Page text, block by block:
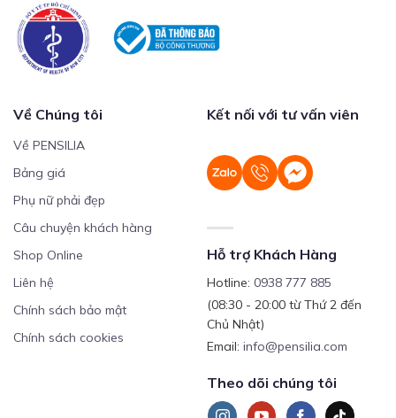
Về Chúng tôi
Về PENSILIA
Bảng giá
Phụ nữ phải đẹp
Câu chuyện khách hàng
Shop Online
Liên hệ
Chính sách bảo mật
Chính sách cookies
Kết nối với tư vấn viên
Hỗ trợ Khách Hàng
Hotline: 0938 777 885
(08:30 - 20:00 từ Thứ 2 đến
Chủ Nhật)
Email: info@pensilia.com
Theo dõi chúng tôi